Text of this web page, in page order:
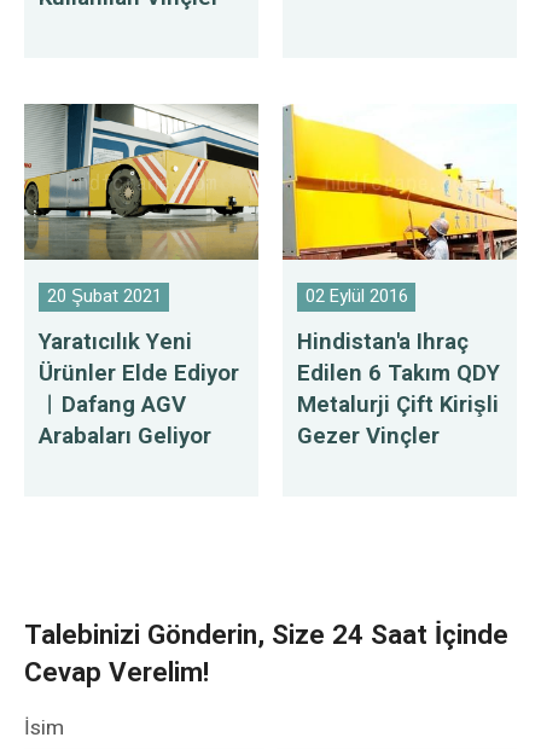
20 Şubat 2021
Yaratıcılık Yeni
Ürünler Elde Ediyor
︱Dafang AGV
Arabaları Geliyor
02 Eylül 2016
Hindistan'a Ihraç
Edilen 6 Takım QDY
Metalurji Çift Kirişli
Gezer Vinçler
Talebinizi Gönderin, Size 24 Saat İçinde
Cevap Verelim!
İsim